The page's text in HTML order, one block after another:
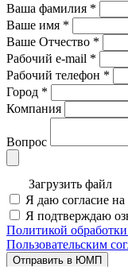
Ваша фамилия *
Ваше имя *
Ваше Отчество *
Рабочий e-mail *
Рабочий телефон *
Город *
Компания
Вопрос
Загрузить файл
Я даю согласие на
Я подтверждаю
Политикой
Пользовательским
Отправить в ЮМП